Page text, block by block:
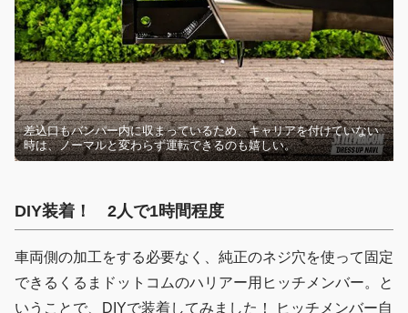
差込口もバンパー内に収まっているため、キャリアを付けていない
時は、ノーマルと変わらず運転できるのも嬉しい。
DIY装着！ 2人で1時間程度
車両側の加工をする必要なく、純正のネジ穴を使って固定
できるくるまドットコムのハリアー用ヒッチメンバー。と
いうことで、DIYで装着してみました！ ヒッチメンバー自